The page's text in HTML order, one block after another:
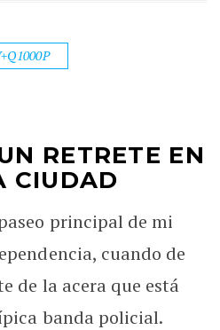
RETRETE EN
CIUDAD
principal de mi
cuando de
de la acera que está
banda policial.